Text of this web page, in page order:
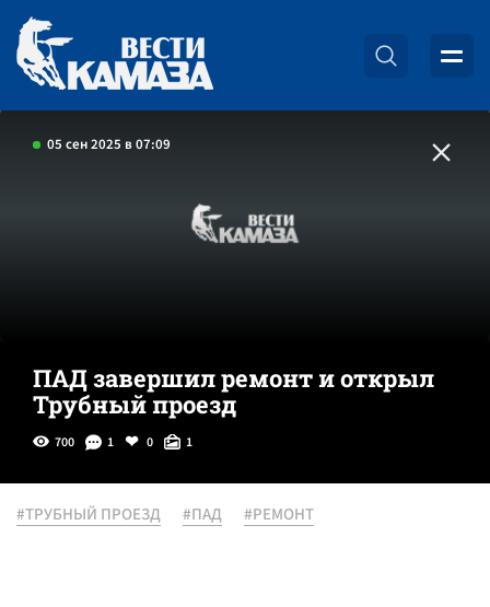
05 сен 2025 в 07:09
ПАД завершил ремонт и открыл
Трубный проезд
700 1 0 1
#ТРУБНЫЙ ПРОЕЗД #ПАД #РЕМОНТ